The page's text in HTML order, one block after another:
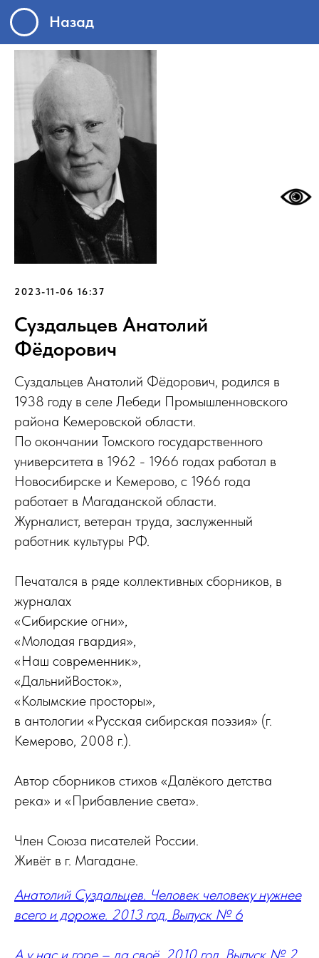
Назад
2023-11-06 16:37
Суздальцев Анатолий
Фёдорович
Суздальцев Анатолий Фёдорович, родился в
1938 году в селе Лебеди Промышленновского
района Кемеровской области.
По окончании Томского государственного
университета в 1962 - 1966 годах работал в
Новосибирске и Кемерово, с 1966 года
работает в Магаданской области.
Журналист, ветеран труда, заслуженный
работник культуры РФ.
Печатался в ряде коллективных сборников, в
журналах
«Сибирские огни»,
«Молодая гвардия»,
«Наш современник»,
«ДальнийВосток»,
«Колымские просторы»,
в антологии «Русская сибирская поэзия» (г.
Кемерово, 2008 г.).
Автор сборников стихов «Далёкого детства
река» и «Прибавление света».
Член Союза писателей России.
Живёт в г. Магадане.
Анатолий Суздальцев. Человек человеку нужнее
всего и дороже. 2013 год, Выпуск № 6
А у нас и горе – да своё. 2010 год, Выпуск № 2